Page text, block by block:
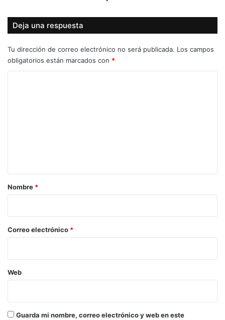
Deja una respuesta
Tu dirección de correo electrónico no será publicada. Los campos
obligatorios están marcados con *
r
*
Nombre *
Correo electrónico *
Web
Guarda mi nombre, correo electrónico y web en este